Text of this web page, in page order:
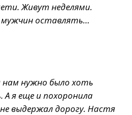
Живут неделями.
оставлять…
нам нужно было хоть
я еще и похоронила
выдержал дорогу. Настя